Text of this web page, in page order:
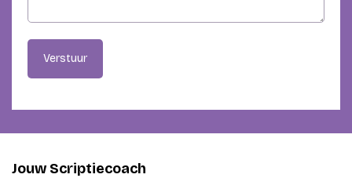
Verstuur
Jouw Scriptiecoach